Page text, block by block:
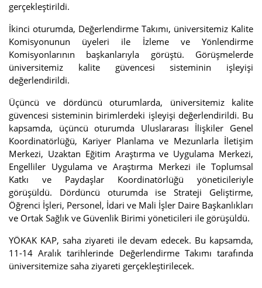
gerçekleştirildi.
İkinci oturumda, Değerlendirme Takımı, üniversitemiz Kalite
Komisyonunun üyeleri ile İzleme ve Yönlendirme
Komisyonlarının başkanlarıyla görüştü. Görüşmelerde
üniversitemiz kalite güvencesi sisteminin işleyişi
değerlendirildi.
Üçüncü ve dördüncü oturumlarda, üniversitemiz kalite
güvencesi sisteminin birimlerdeki işleyişi değerlendirildi. Bu
kapsamda, üçüncü oturumda Uluslararası İlişkiler Genel
Koordinatörlüğü, Kariyer Planlama ve Mezunlarla İletişim
Merkezi, Uzaktan Eğitim Araştırma ve Uygulama Merkezi,
Engelliler Uygulama ve Araştırma Merkezi ile Toplumsal
Katkı ve Paydaşlar Koordinatörlüğü yöneticileriyle
görüşüldü. Dördüncü oturumda ise Strateji Geliştirme,
Öğrenci İşleri, Personel, İdari ve Mali İşler Daire Başkanlıkları
ve Ortak Sağlık ve Güvenlik Birimi yöneticileri ile görüşüldü.
YÖKAK KAP, saha ziyareti ile devam edecek. Bu kapsamda,
11-14 Aralık tarihlerinde Değerlendirme Takımı tarafında
üniversitemize saha ziyareti gerçekleştirilecek.